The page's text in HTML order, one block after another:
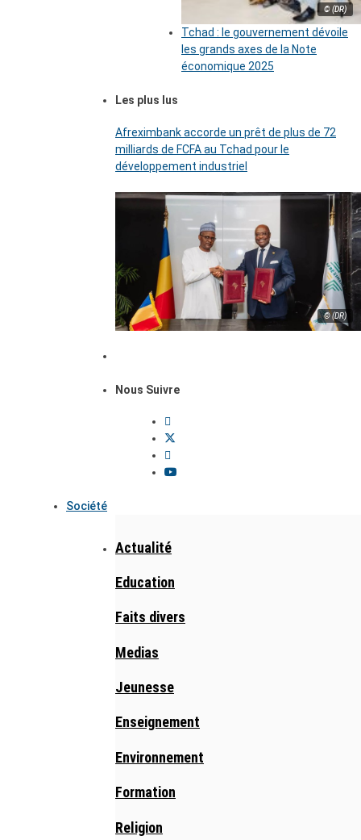
© (DR)
Tchad : le gouvernement dévoile
les grands axes de la Note
économique 2025
Les plus lus
Afreximbank accorde un prêt de plus de 72
milliards de FCFA au Tchad pour le
développement industriel
© (DR)
Nous Suivre
Société
Actualité
Education
Faits divers
Medias
Jeunesse
Enseignement
Environnement
Formation
Religion